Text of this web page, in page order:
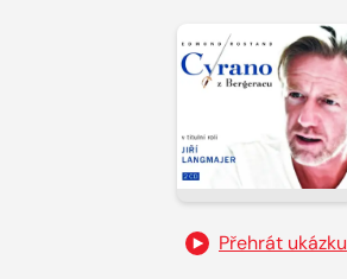
Přehrát ukázku